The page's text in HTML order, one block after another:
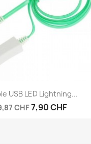
Anteprima
USB LED Lightning...
CHF7,90 CHF